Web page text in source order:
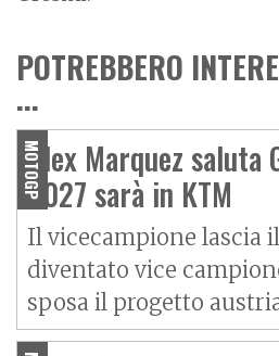
POTREBBERO
...
MOTOGP
Alex Marquez saluta
2027 sarà in KTM
Il vicecampione lascia
diventato vice
sposa il progetto